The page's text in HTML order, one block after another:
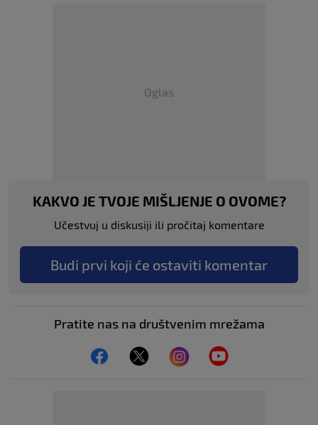
Oglas
KAKVO JE TVOJE MIŠLJENJE O OVOME?
Učestvuj u diskusiji ili pročitaj komentare
Budi prvi koji će ostaviti komentar
Pratite nas na društvenim mrežama